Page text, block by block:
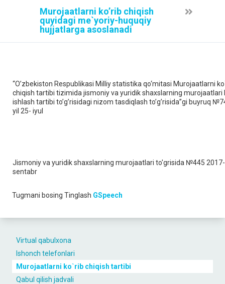
Virtual qabulxona
Ishonch telefonlari
Murojaatlarni ko`rib chiqish tartibi
Qabul qilish jadvali
Murojaatlarni ko’rib chiqish
quyidagi me`yoriy-huquqiy
hujjatlarga asoslanadi
“O’zbekiston Respublikasi Milliy statistika qo‘mitasi Murojaatlarni
chiqish tartibi tizimida jismoniy va yuridik shaxslarning murojaatlari
ishlash tartibi to’g’risidagi nizom tasdiqlash to’g’risida”gi buyruq
yil 25- iyul
Jismoniy va yuridik shaxslarning murojaatlari to'grisida №445
sentabr
Tugmani bosing Tinglash GSpeech